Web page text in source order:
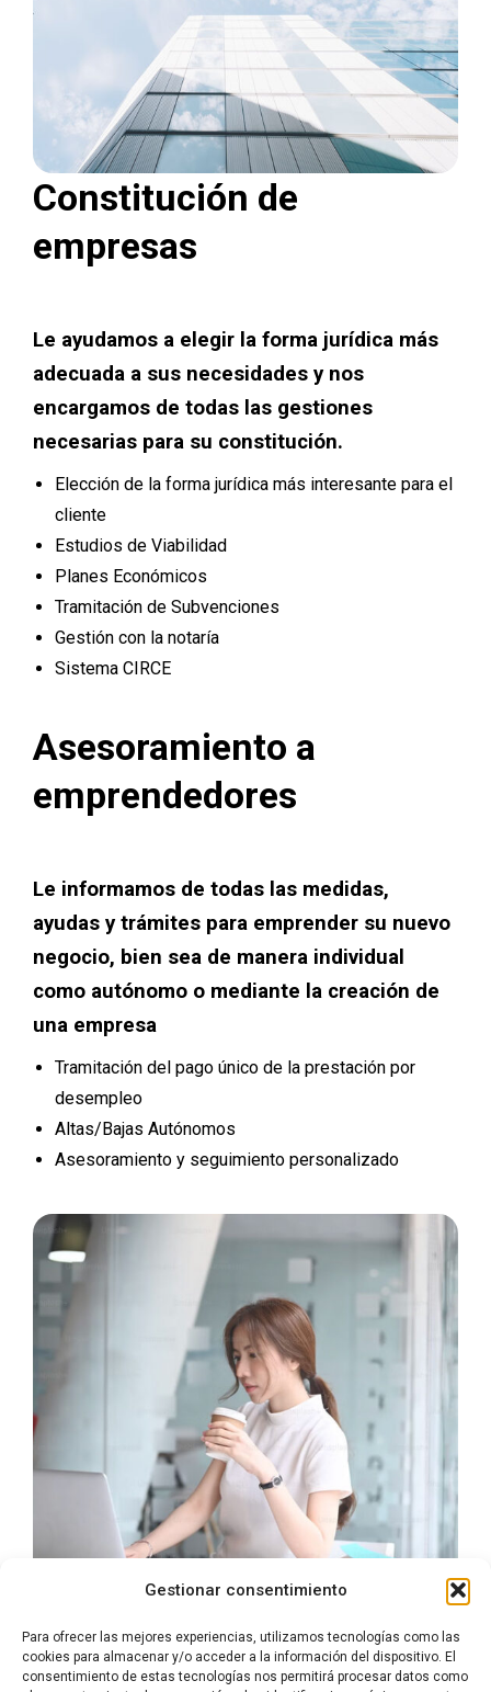
Gestionar consentimiento
Para ofrecer las mejores experiencias, utilizamos tecnologías como las
cookies para almacenar y/o acceder a la información del dispositivo. El
consentimiento de estas tecnologías nos permitirá procesar datos como
Constitución de
empresas
Le ayudamos a elegir la forma jurídica más
adecuada a sus necesidades y nos
encargamos de todas las gestiones
necesarias para su constitución.
Elección de la forma jurídica más interesante para el
cliente
Estudios de Viabilidad
Planes Económicos
Tramitación de Subvenciones
Gestión con la notaría
Sistema CIRCE
Asesoramiento a
emprendedores
Le informamos de todas las medidas,
ayudas y trámites para emprender su nuevo
negocio, bien sea de manera individual
como autónomo o mediante la creación de
una empresa
Tramitación del pago único de la prestación por
desempleo
Altas/Bajas Autónomos
Asesoramiento y seguimiento personalizado